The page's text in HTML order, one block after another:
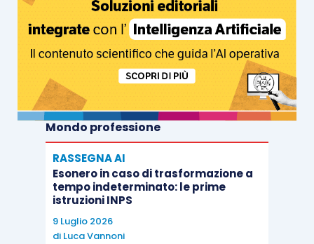
Mondo professione
RASSEGNA AI
Esonero in caso di trasformazione a
tempo indeterminato: le prime
istruzioni INPS
9 Luglio 2026
di Luca Vannoni